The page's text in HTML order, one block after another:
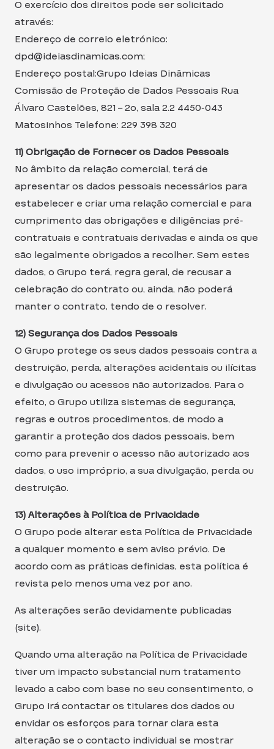
O exercício dos direitos pode ser solicitado
através:
Endereço de correio eletrónico:
dpd@ideiasdinamicas.com;
Endereço postal:Grupo Ideias Dinâmicas
Comissão de Proteção de Dados Pessoais Rua
Álvaro Castelões, 821 – 2o, sala 2.2 4450-043
Matosinhos Telefone: 229 398 320
11) Obrigação de Fornecer os Dados Pessoais
No âmbito da relação comercial, terá de
apresentar os dados pessoais necessários para
estabelecer e criar uma relação comercial e para
cumprimento das obrigações e diligências pré-
contratuais e contratuais derivadas e ainda os que
são legalmente obrigados a recolher. Sem estes
dados, o Grupo terá, regra geral, de recusar a
celebração do contrato ou, ainda, não poderá
manter o contrato, tendo de o resolver.
12) Segurança dos Dados Pessoais
O Grupo protege os seus dados pessoais contra a
destruição, perda, alterações acidentais ou ilícitas
e divulgação ou acessos não autorizados. Para o
efeito, o Grupo utiliza sistemas de segurança,
regras e outros procedimentos, de modo a
garantir a proteção dos dados pessoais, bem
como para prevenir o acesso não autorizado aos
dados, o uso impróprio, a sua divulgação, perda ou
destruição.
13) Alterações à Política de Privacidade
O Grupo pode alterar esta Política de Privacidade
a qualquer momento e sem aviso prévio. De
acordo com as práticas definidas, esta política é
revista pelo menos uma vez por ano.
As alterações serão devidamente publicadas
(site).
Quando uma alteração na Política de Privacidade
tiver um impacto substancial num tratamento
levado a cabo com base no seu consentimento, o
Grupo irá contactar os titulares dos dados ou
envidar os esforços para tornar clara esta
alteração se o contacto individual se mostrar